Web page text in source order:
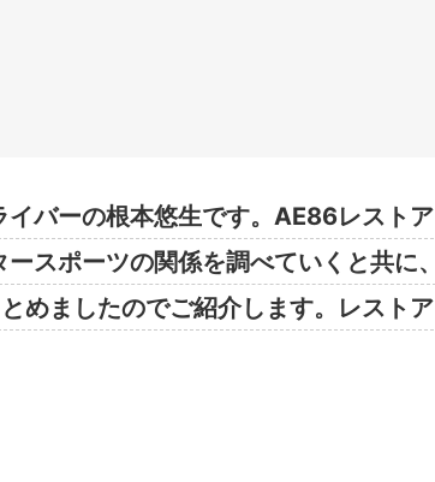
バーの根本悠生です。AE86レストア
スポーツの関係を調べていくと共に、
めましたのでご紹介します。レストア